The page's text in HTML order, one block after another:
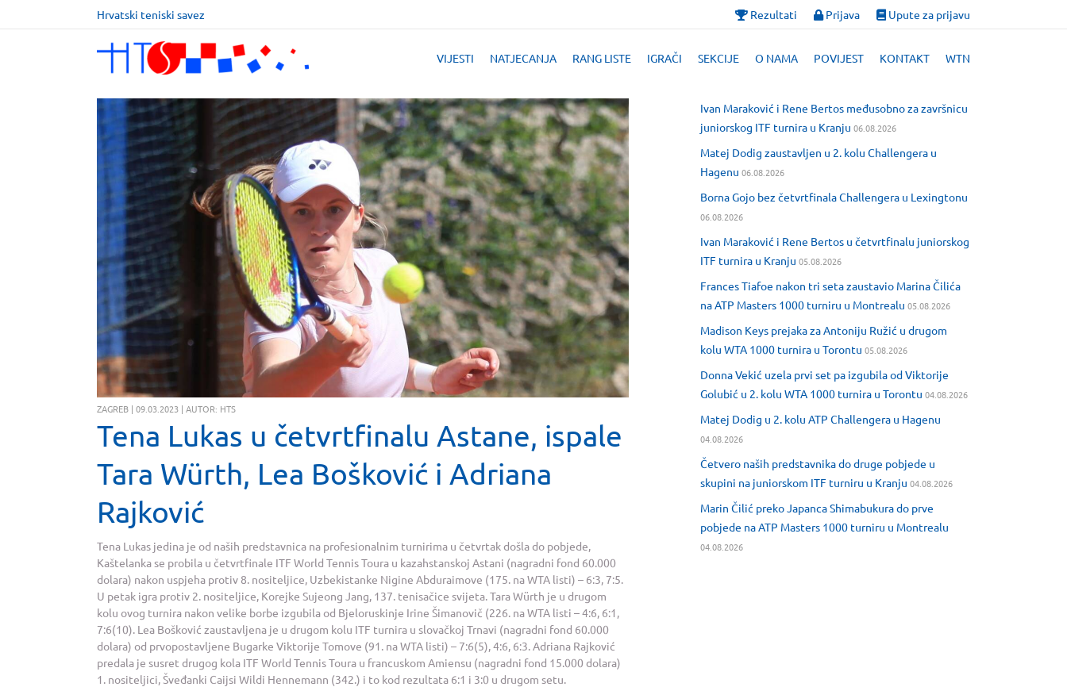
Hrvatski teniski savez Rezultati Prijava Upute za prijavu
VIJESTI NATJECANJA RANG LISTE IGRAČI SEKCIJE O NAMA POVIJEST KONTAKT WTN
ZAGREB | 09.03.2023 | AUTOR: HTS
Tena Lukas u četvrtfinalu Astane, ispale
Tara Würth, Lea Bošković i Adriana
Rajković
Tena Lukas jedina je od naših predstavnica na profesionalnim turnirima u četvrtak došla do pobjede,
Kaštelanka se probila u četvrtfinale ITF World Tennis Toura u kazahstanskoj Astani (nagradni fond 60.000
dolara) nakon uspjeha protiv 8. nositeljice, Uzbekistanke Nigine Abduraimove (175. na WTA listi) – 6:3, 7:5.
U petak igra protiv 2. nositeljice, Korejke Sujeong Jang, 137. tenisačice svijeta. Tara Würth je u drugom
kolu ovog turnira nakon velike borbe izgubila od Bjeloruskinje Irine Šimanovič (226. na WTA listi – 4:6, 6:1,
7:6(10). Lea Bošković zaustavljena je u drugom kolu ITF turnira u slovačkoj Trnavi (nagradni fond 60.000
dolara) od prvopostavljene Bugarke Viktorije Tomove (91. na WTA listi) – 7:6(5), 4:6, 6:3. Adriana Rajković
predala je susret drugog kola ITF World Tennis Toura u francuskom Amiensu (nagradni fond 15.000 dolara)
1. nositeljici, Šveđanki Caijsi Wildi Hennemann (342.) i to kod rezultata 6:1 i 3:0 u drugom setu.
Ivan Maraković i Rene Bertos međusobno za završnicu
juniorskog ITF turnira u Kranju 06.08.2026
Matej Dodig zaustavljen u 2. kolu Challengera u
Hagenu 06.08.2026
Borna Gojo bez četvrtfinala Challengera u Lexingtonu
06.08.2026
Ivan Maraković i Rene Bertos u četvrtfinalu juniorskog
ITF turnira u Kranju 05.08.2026
Frances Tiafoe nakon tri seta zaustavio Marina Čilića
na ATP Masters 1000 turniru u Montrealu 05.08.2026
Madison Keys prejaka za Antoniju Ružić u drugom
kolu WTA 1000 turnira u Torontu 05.08.2026
Donna Vekić uzela prvi set pa izgubila od Viktorije
Golubić u 2. kolu WTA 1000 turnira u Torontu 04.08.2026
Matej Dodig u 2. kolu ATP Challengera u Hagenu
04.08.2026
Četvero naših predstavnika do druge pobjede u
skupini na juniorskom ITF turniru u Kranju 04.08.2026
Marin Čilić preko Japanca Shimabukura do prve
pobjede na ATP Masters 1000 turniru u Montrealu
04.08.2026